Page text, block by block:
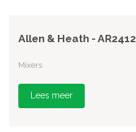
Allen & Heath - AR2412
Mixers
Lees meer